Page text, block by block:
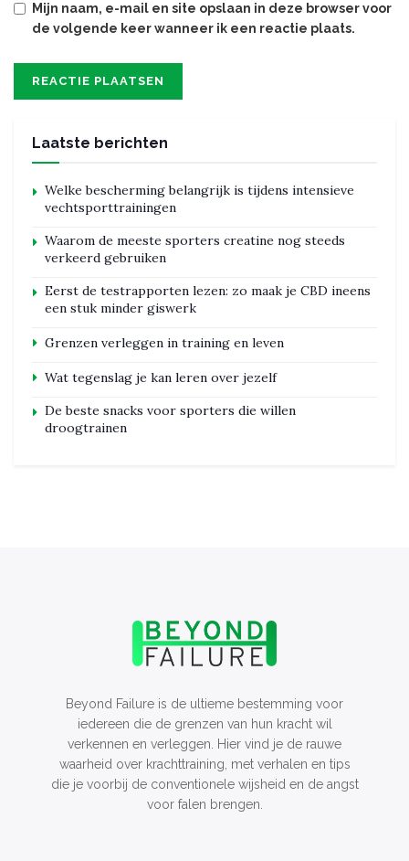
Mijn naam, e-mail en site opslaan in deze browser voor
de volgende keer wanneer ik een reactie plaats.
Laatste berichten
Welke bescherming belangrijk is tijdens intensieve
vechtsporttrainingen
Waarom de meeste sporters creatine nog steeds
verkeerd gebruiken
Eerst de testrapporten lezen: zo maak je CBD ineens
een stuk minder giswerk
Grenzen verleggen in training en leven
Wat tegenslag je kan leren over jezelf
De beste snacks voor sporters die willen
droogtrainen
Beyond Failure is de ultieme bestemming voor
iedereen die de grenzen van hun kracht wil
verkennen en verleggen. Hier vind je de rauwe
waarheid over krachttraining, met verhalen en tips
die je voorbij de conventionele wijsheid en de angst
voor falen brengen.